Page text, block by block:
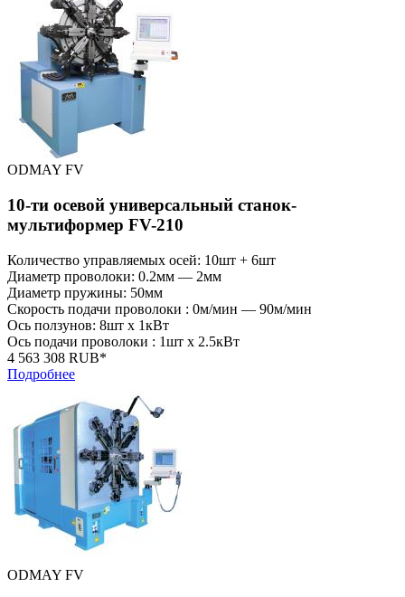
ODMAY FV
10-ти осевой универсальный станок-
мультиформер FV-210
Количество управляемых осей: 10шт + 6шт
Диаметр проволоки: 0.2мм — 2мм
Диаметр пружины: 50мм
Скорость подачи проволоки : 0м/мин — 90м/мин
Ось ползунов: 8шт x 1кВт
Ось подачи проволоки : 1шт x 2.5кВт
4 563 308 RUB*
Подробнее
ODMAY FV